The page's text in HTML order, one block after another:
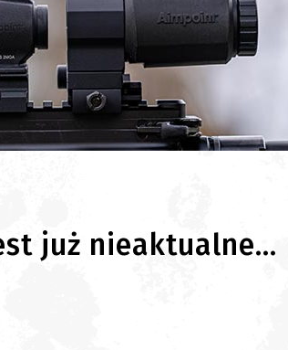
już nieaktualne...